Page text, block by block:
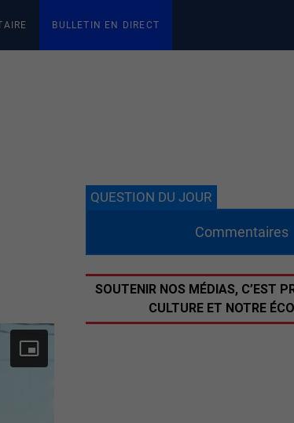
BULLETIN EN DIRECT
QUESTION DU JOUR
Commentaires
SOUTENIR NOS MÉDIAS, C’EST
CULTURE ET NOTRE